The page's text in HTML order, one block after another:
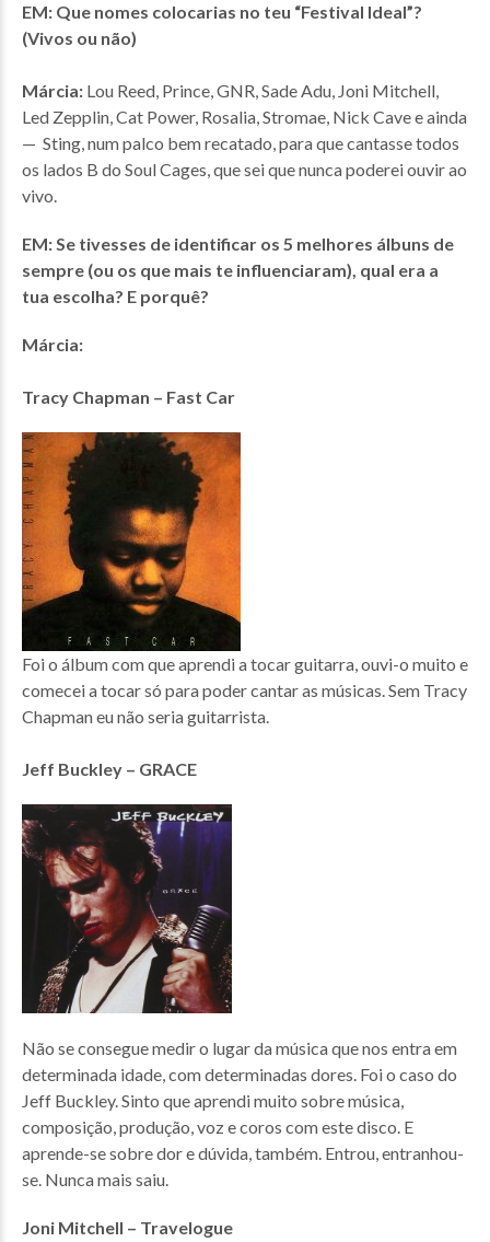
EM: Que nomes colocarias no teu “Festival Ideal”?
(Vivos ou não)
Márcia: Lou Reed, Prince, GNR, Sade Adu, Joni Mitchell,
Led Zepplin, Cat Power, Rosalia, Stromae, Nick Cave e ainda
— Sting, num palco bem recatado, para que cantasse todos
os lados B do Soul Cages, que sei que nunca poderei ouvir ao
vivo.
EM: Se tivesses de identificar os 5 melhores álbuns de
sempre (ou os que mais te influenciaram), qual era a
tua escolha? E porquê?
Márcia:
Tracy Chapman – Fast Car
Foi o álbum com que aprendi a tocar guitarra, ouvi-o muito e
comecei a tocar só para poder cantar as músicas. Sem Tracy
Chapman eu não seria guitarrista.
Jeff Buckley – GRACE
Não se consegue medir o lugar da música que nos entra em
determinada idade, com determinadas dores. Foi o caso do
Jeff Buckley. Sinto que aprendi muito sobre música,
composição, produção, voz e coros com este disco. E
aprende-se sobre dor e dúvida, também. Entrou, entranhou-
se. Nunca mais saiu.
Joni Mitchell – Travelogue